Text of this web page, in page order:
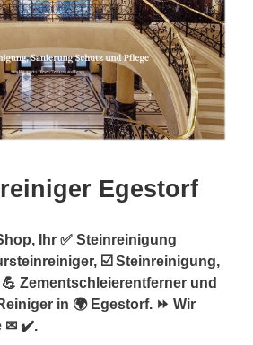
Egestorf
Ihr ✅ Steinreinigung
☑️ Steinreinigung,
💪 Zementschleierentferner und
in 🌍 Egestorf. ⏩ Wir
✉ ✔️.